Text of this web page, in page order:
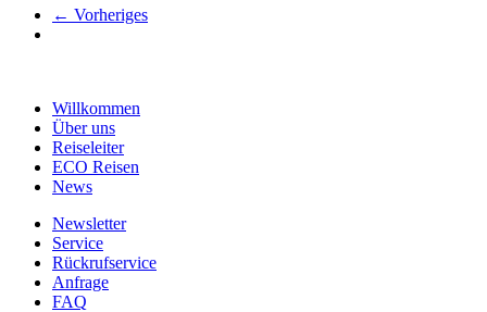
← Vorheriges
Willkommen
Über uns
Reiseleiter
ECO Reisen
News
Newsletter
Service
Rückrufservice
Anfrage
FAQ